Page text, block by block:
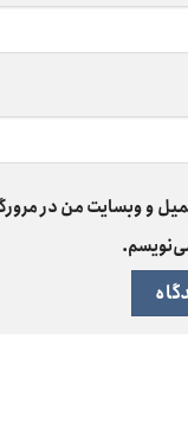
و وبسایت من در